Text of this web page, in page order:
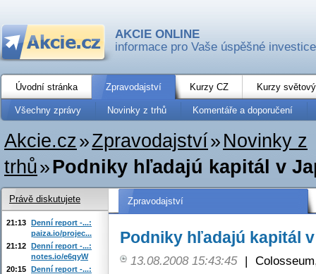
AKCIE ONLINE
informace pro Vaše úspěšné investice
Úvodní stránka Zpravodajství Kurzy CZ Kurzy
Všechny zprávy Novinky z trhů Komentáře a doporučení
Akcie.cz»Zpravodajství» Novinky z
trhů»Podniky hľadajú kapitál v
Zpravodajství
Podniky hľadajú kapitál
13.08.2008 15:43:45 |
Právě diskutujete
21:13 Denní report -...:
paiza.io/projec...
21:12 Denní report -...:
notes.io/e6qyW
20:15 Denní report -...: